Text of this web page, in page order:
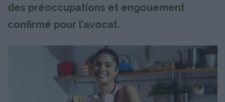
des préoccupations et engouement
confirmé pour l’avocat.